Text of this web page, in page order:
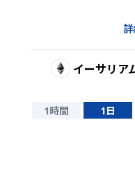
イーサリア
1時間 1日